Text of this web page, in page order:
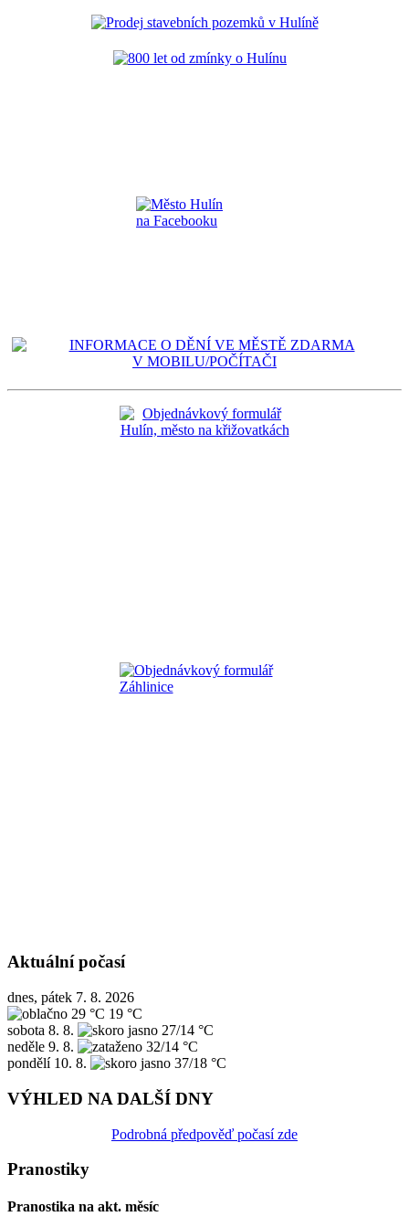
Aktuální počasí
dnes, pátek 7. 8. 2026
29 °C 19 °C
sobota 8. 8.
27/14 °C
neděle 9. 8.
32/14 °C
pondělí 10. 8. 37/18 °C
VÝHLED NA DALŠÍ DNY
Podrobná předpověď počasí zde
Pranostiky
Pranostika na akt. měsíc